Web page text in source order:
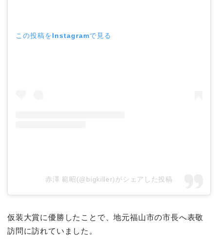
この投稿をInstagramで見る
赤澤 範昭(@bigkiller)がシェアした投稿
仮装大賞に優勝したことで、地元福山市の市長へ表敬
訪問に訪れていました。